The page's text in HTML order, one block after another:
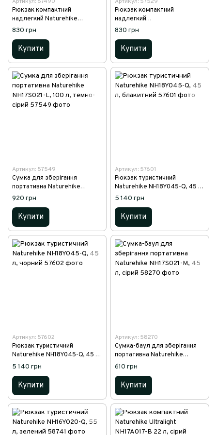
Рюкзак компактний
надлегкий Naturehike
Ultralight NH17A012-B, 18 л,
830 грн
Купити
Рюкзак компактний
надлегкий
Naturehike Ultralight NH17A012
830 грн
Купити
Артикул: 57549
Сумка для зберігання
портативна Naturehike
NH17S021-L, 100 л, темно-
920 грн
Купити
Артикул: 57601
Рюкзак туристичний
Naturehike NH18Y045-Q, 45 л,
блакитний
5 140 грн
Купити
Артикул: 57602
Рюкзак туристичний
Naturehike NH18Y045-Q, 45 л,
чорний
5 140 грн
Купити
Артикул: 58270
Сумка-баул для зберігання
портативна Naturehike
NH17S021-M, 45 л, сірий
610 грн
Купити